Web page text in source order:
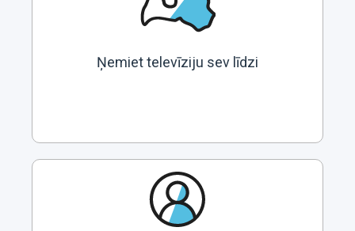
Ņemiet televīziju sev līdzi